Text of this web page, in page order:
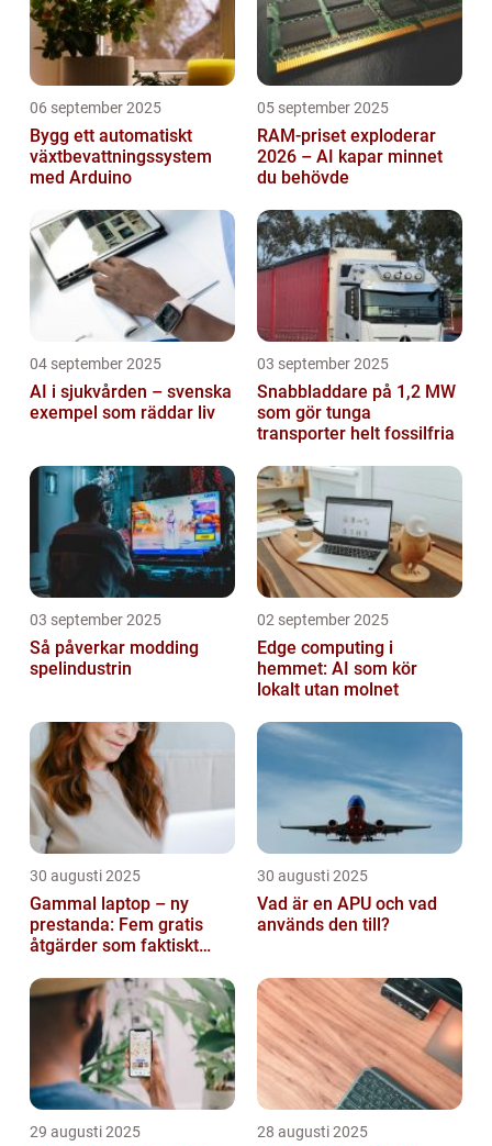
06 september 2025
Bygg ett automatiskt
växtbevattningssystem
med Arduino
05 september 2025
RAM-priset exploderar
2026 – AI kapar minnet
du behövde
04 september 2025
AI i sjukvården – svenska
exempel som räddar liv
03 september 2025
Snabbladdare på 1,2 MW
som gör tunga
transporter helt fossilfria
03 september 2025
Så påverkar modding
spelindustrin
02 september 2025
Edge computing i
hemmet: AI som kör
lokalt utan molnet
30 augusti 2025
Gammal laptop – ny
prestanda: Fem gratis
åtgärder som faktiskt
30 augusti 2025
Vad är en APU och vad
används den till?
29 augusti 2025 28 augusti 2025